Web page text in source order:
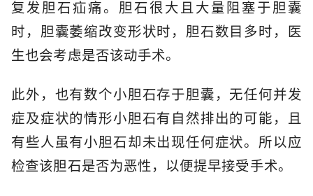
复发胆石疝痛。胆石很大且大量阻塞于胆囊
时，胆囊萎缩改变形状时，胆石数目多时，医
生也会考虑是否该动手术。
此外，也有数个小胆石存于胆囊，无任何并发
症及症状的情形小胆石有自然排出的可能，且
有些人虽有小胆石却未出现任何症状。所以应
检查该胆石是否为恶性，以便提早接受手术。